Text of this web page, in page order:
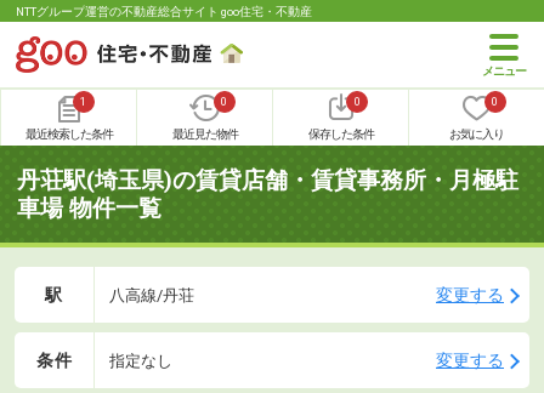
NTTグループ運営の不動産総合サイト goo住宅・不動産
1
最近検索した条件
0
最近見た物件
0
保存した条件
0
お気に入り
丹荘駅(埼玉県)の賃貸店舗・賃貸事務所・月極駐
車場 物件一覧
駅 八高線/丹荘 変更する
条件 指定なし 変更する